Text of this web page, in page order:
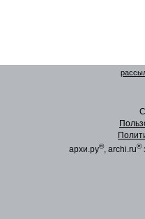
архи.ру®, archi.ru®